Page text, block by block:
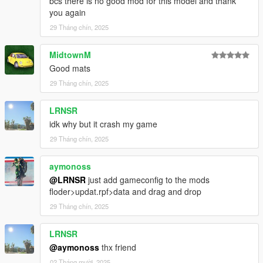
-Material Optimization
Have fun!!!
you again
29 Tháng chín, 2025
MidtownM
Good mats
29 Tháng chín, 2025
LRNSR
idk why but it crash my game
29 Tháng chín, 2025
aymonoss
@LRNSR just add gameconfig to the mods
floder>updat.rpf>data and drag and drop
29 Tháng chín, 2025
LRNSR
@aymonoss thx friend